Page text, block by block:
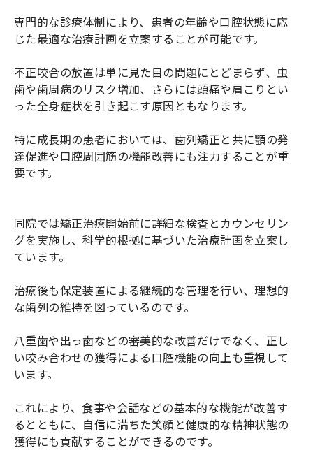
専門的な診療体制により、患者の年齢や口腔状態に応
じた最適な治療計画を立案することが可能です。
不正咬合の放置は単に見た目の問題にとどまらず、虫
歯や歯周病のリスク増加、さらには頭痛や肩こりとい
った全身症状を引き起こす原因ともなります。
特に成長期の患者においては、歯列矯正と共に顎の発
達促進や口腔周囲筋の機能改善にも注力することが重
要です。
同院では矯正治療開始前に詳細な検査とカウンセリン
グを実施し、科学的根拠に基づいた治療計画を立案し
ています。
治療後も保定装置による継続的な管理を行い、理想的
な歯列の維持を図っているのです。
八重歯や出っ歯などの審美的な改善だけでなく、正し
い咬み合わせの獲得による口腔機能の向上も重視して
います。
これにより、食事や会話などの基本的な機能が改善す
るとともに、自信に満ちた笑顔と健康的な精神状態の
獲得にも貢献することができるのです。